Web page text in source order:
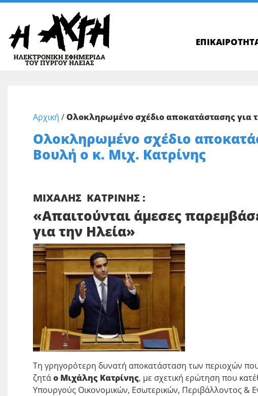
Αρχική /Ολοκληρωμένο σχέδιο αποκατάστασης για
Ολοκληρωμένο σχέδιο
Βουλή ο κ. Μιχ. Κατρίνης
ΜΙΧΑΛΗΣ ΚΑΤΡΙΝΗΣ :
«Απαιτούνται άμεσες
για την Ηλεία»
Τη γρηγορότερη δυνατή αποκατάσταση των περιοχών
ζητάο Μιχάλης Κατρίνης, με σχετική ερώτηση που
Υπουργούς Οικονομικών, Εσωτερικών, Περιβάλλοντος &